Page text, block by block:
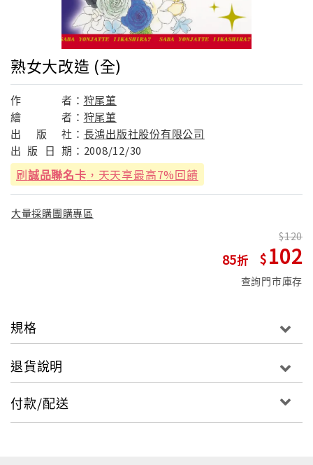
熟女大改造 (全)
作 者： 狩尾菫
繪
者： 狩尾菫
出
版 社： 長鴻出版社股份有限公司
出 版 日 期： 2008/12/30
刷誠品聯名卡 ，天天享最高7%回饋
大量採購團購專區
85
120
102
查詢門市庫存
規格
退貨說明
付款/配送